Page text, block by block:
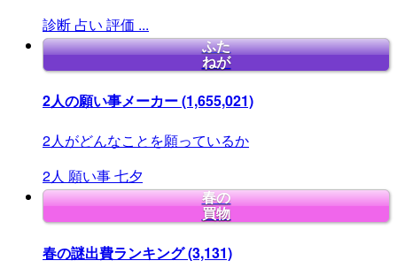
診断 占い 評価 ...
ふた
ねが
2人の願い事メーカー(1,655,021)
2人がどんなことを願っているか
2人 願い事七夕
春の
買物
春の謎出費ランキング(3,131)